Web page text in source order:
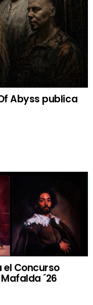
Abyss publica
el Concurso
´26